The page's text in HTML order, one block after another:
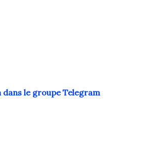
le groupe Telegram